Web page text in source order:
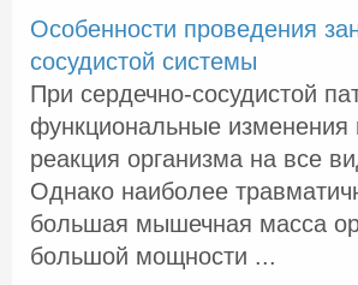
Особенности проведения
сосудистой системы
При сердечно-сосудистой
функциональные изменения
реакция организма на все
Однако наиболее
большая мышечная масса
большой мощности ...